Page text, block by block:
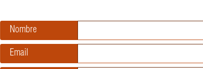
Nombre
Email